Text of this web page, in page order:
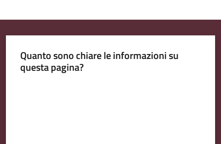
Quanto sono chiare le informazioni su
questa pagina?